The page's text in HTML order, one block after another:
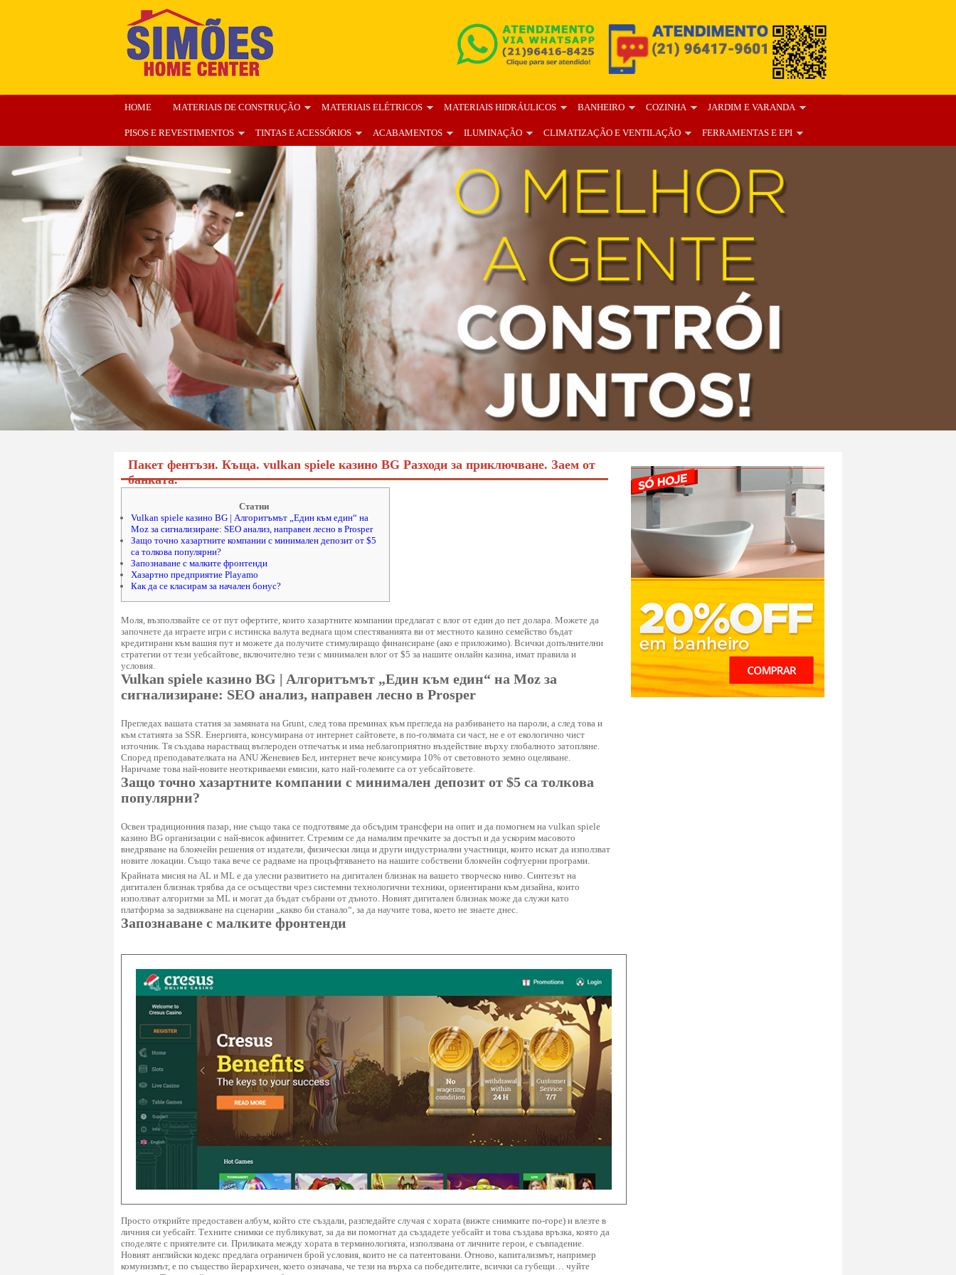
HOME MATERIAIS DE CONSTRUÇÃO MATERIAIS ELÉTRICOS MATERIAIS HIDRÁULICOS BANHEIRO COZINHA JARDIM E VARANDA
PISOS E REVESTIMENTOS TINTAS E ACESSÓRIOS ACABAMENTOS ILUMINAÇÃO CLIMATIZAÇÃO E VENTILAÇÃO FERRAMENTAS E EPI
ENCARTE ORÇAMENTOS BLOG FALE CONOSCO
Пакет фентъзи. Къща. vulkan spiele казино BG Разходи за приключване. Заем от
банката.
Статии
Vulkan spiele казино BG | Алгоритъмът „Един към един“ на
Moz за сигнализиране: SEO анализ, направен лесно в Prosper
Защо точно хазартните компании с минимален депозит от $5
са толкова популярни?
Запознаване с малките фронтенди
Хазартно предприятие Playamo
Как да се класирам за начален бонус?
Моля, възползвайте се от пут офертите, които хазартните компании предлагат с влог от един до пет долара. Можете да
започнете да играете игри с истинска валута веднага щом спестяванията ви от местното казино семейство бъдат
кредитирани към вашия пут и можете да получите стимулиращо финансиране (ако е приложимо). Всички допълнителни
стратегии от тези уебсайтове, включително тези с минимален влог от $5 за нашите онлайн казина, имат правила и
условия.
Vulkan spiele казино BG | Алгоритъмът „Един към един“ на Moz за
сигнализиране: SEO анализ, направен лесно в Prosper
Прегледах вашата статия за замяната на Grunt, след това преминах към прегледа на разбиването на пароли, а след това и
към статията за SSR. Енергията, консумирана от интернет сайтовете, в по-голямата си част, не е от екологично чист
източник. Тя създава нарастващ въглероден отпечатък и има неблагоприятно въздействие върху глобалното затопляне.
Според преподавателката на ANU Женевиев Бел, интернет вече консумира 10% от световното земно оцеляване.
Наричаме това най-новите неоткриваеми емисии, като най-големите са от уебсайтовете.
Защо точно хазартните компании с минимален депозит от $5 са толкова
популярни?
Освен традиционния пазар, ние също така се подготвяме да обсъдим трансфери на опит и да помогнем на vulkan spiele
казино BG организации с най-висок афинитет. Стремим се да намалим пречките за достъп и да ускорим масовото
внедряване на блокчейн решения от издатели, физически лица и други индустриални участници, които искат да използват
новите локации. Също така вече се радваме на процъфтяването на нашите собствени блокчейн софтуерни програми.
Крайната мисия на AL и ML е да улесни развитието на дигитален близнак на вашето творческо ниво. Синтезът на
дигитален близнак трябва да се осъществи чрез системни технологични техники, ориентирани към дизайна, които
използват алгоритми за ML и могат да бъдат събрани от дъното. Новият дигитален близнак може да служи като
платформа за задвижване на сценарии „какво би станало“, за да научите това, което не знаете днес.
Запознаване с малките фронтенди
Просто открийте предоставен албум, който сте създали, разгледайте случая с хората (вижте снимките по-горе) и влезте в
личния си уебсайт. Техните снимки се публикуват, за да ви помогнат да създадете уебсайт и това създава връзка, която да
споделяте с приятелите си. Приликата между хората в терминологията, използвана от личните герои, е съвпадение.
Новият английски кодекс предлага ограничен брой условия, които не са патентовани. Отново, капитализмът, например
комунизмът, е по същество йерархичен, което означава, че тези на върха са победителите, всички са губещи… чуйте